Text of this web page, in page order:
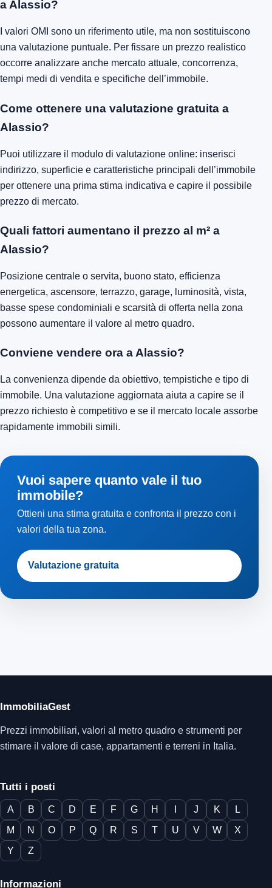
a Alassio?
I valori OMI sono un riferimento utile, ma non sostituiscono
una valutazione puntuale. Per fissare un prezzo realistico
occorre analizzare anche mercato attuale, concorrenza,
tempi medi di vendita e specifiche dell’immobile.
Come ottenere una valutazione gratuita a
Alassio?
Puoi utilizzare il modulo di valutazione online: inserisci
indirizzo, superficie e caratteristiche principali dell’immobile
per ottenere una prima stima indicativa e capire il possibile
prezzo di mercato.
Quali fattori aumentano il prezzo al m² a
Alassio?
Posizione centrale o servita, buono stato, efficienza
energetica, ascensore, terrazzo, garage, luminosità, vista,
basse spese condominiali e scarsità di offerta nella zona
possono aumentare il valore al metro quadro.
Conviene vendere ora a Alassio?
La convenienza dipende da obiettivo, tempistiche e tipo di
immobile. Una valutazione aggiornata aiuta a capire se il
prezzo richiesto è competitivo e se il mercato locale assorbe
rapidamente immobili simili.
Vuoi sapere quanto vale il tuo
immobile?
Ottieni una stima gratuita e confronta il prezzo con i
valori della tua zona.
Valutazione gratuita
ImmobiliaGest
Prezzi immobiliari, valori al metro quadro e strumenti per
stimare il valore di case, appartamenti e terreni in Italia.
Tutti i posti
A B C D E F G H J K
L
M
N O P Q R S T U V W
X
Y
Z
Informazioni